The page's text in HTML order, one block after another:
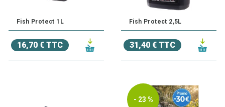
Fish Protect 1L
16,70 € TTC
Fish Protect 2,5L
31,40 € TTC
- 23 %